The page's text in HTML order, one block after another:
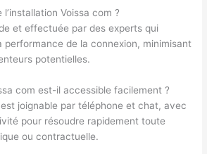
Voissa com ?
et effectuée par des experts qui
performance de la connexion, minimisant
potentielles.
com est-il accessible facilement ?
joignable par téléphone et chat, avec
pour résoudre rapidement toute
ou contractuelle.